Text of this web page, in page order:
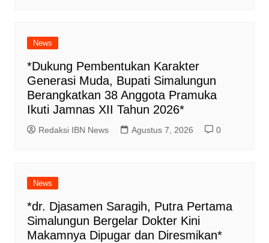
News
*Dukung Pembentukan Karakter
Generasi Muda, Bupati Simalungun
Berangkatkan 38 Anggota Pramuka
Ikuti Jamnas XII Tahun 2026*
Redaksi IBN News Agustus 7, 2026 0
News
*dr. Djasamen Saragih, Putra Pertama
Simalungun Bergelar Dokter Kini
Makamnya Dipugar dan Diresmikan*